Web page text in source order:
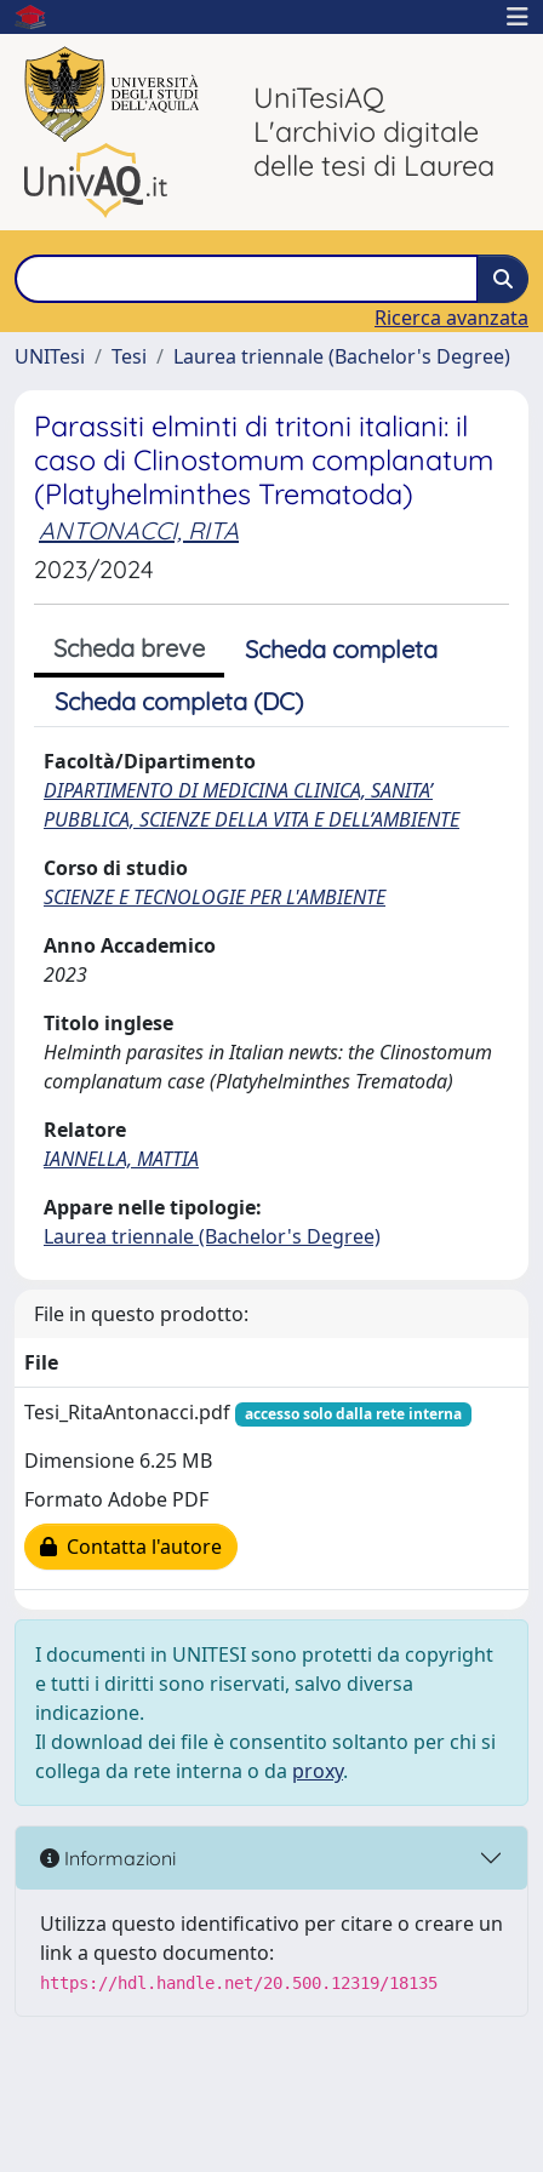
UniTesiAQ
L'archivio digitale
delle tesi di Laurea
Ricerca avanzata
UNITesi
Tesi Laurea triennale (Bachelor's Degree)
Parassiti elminti di tritoni italiani: il
caso di Clinostomum complanatum
(Platyhelminthes Trematoda)
ANTONACCI, RITA
2023/2024
Scheda breve
Scheda completa
Scheda completa (DC)
Facoltà/Dipartimento
DIPARTIMENTO DI MEDICINA CLINICA, SANITA’
PUBBLICA, SCIENZE DELLA VITA E DELL’AMBIENTE
Corso di studio
SCIENZE E TECNOLOGIE PER L'AMBIENTE
Anno Accademico
2023
Titolo inglese
Helminth parasites in Italian newts: the Clinostomum
complanatum case (Platyhelminthes Trematoda)
Relatore
IANNELLA, MATTIA
Appare nelle tipologie:
Laurea triennale (Bachelor's Degree)
File in questo prodotto:
File
Tesi_RitaAntonacci.pdf
accesso solo dalla rete interna
Dimensione 6.25 MB
Formato Adobe PDF
Contatta l'autore
I documenti in UNITESI sono protetti da copyright
e tutti i diritti sono riservati, salvo diversa
indicazione.
Il download dei file è consentito soltanto per chi si
collega da rete interna o da proxy.
Informazioni
Utilizza questo identificativo per citare o creare un
link a questo documento:
https://hdl.handle.net/20.500.12319/18135